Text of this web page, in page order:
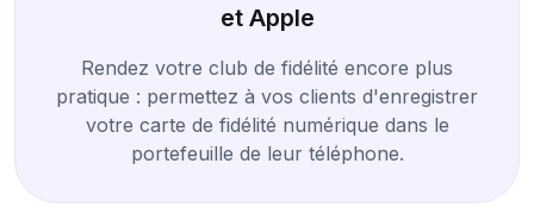
et Apple
Rendez votre club de fidélité encore plus
pratique : permettez à vos clients d'enregistrer
votre carte de fidélité numérique dans le
portefeuille de leur téléphone.